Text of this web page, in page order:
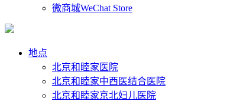
微商城WeChat Store
地点
北京和睦家医院
北京和睦家中西医结合医院
北京和睦家京北妇儿医院